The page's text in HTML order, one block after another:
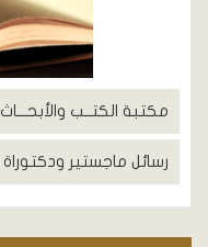
مكتبة الكتــب والأبحـــاث
رسائل ماجستير ودكتوراة